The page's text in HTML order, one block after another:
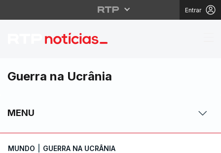
Entrar
Zelensky rejeita
Guerra na Ucrânia
MENU
MUNDO GUERRA NA UCRÂNIA